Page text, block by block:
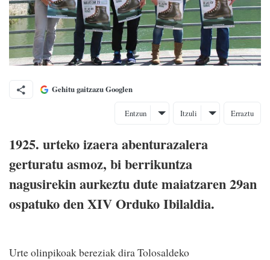
Gehitu gaitzazu Googlen
Entzun Itzuli Erraztu
1925. urteko izaera abenturazalera
gerturatu asmoz, bi berrikuntza
nagusirekin aurkeztu dute maiatzaren 29an
ospatuko den XIV Orduko Ibilaldia.
Urte olinpikoak bereziak dira Tolosaldeko